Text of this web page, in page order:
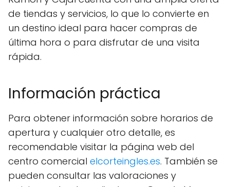
de tiendas y servicios, lo que lo convierte en
un destino ideal para hacer compras de
última hora o para disfrutar de una visita
rápida.
Información práctica
Para obtener información sobre horarios de
apertura y cualquier otro detalle, es
recomendable visitar la página web del
centro comercial elcorteingles.es. También se
pueden consultar las valoraciones y